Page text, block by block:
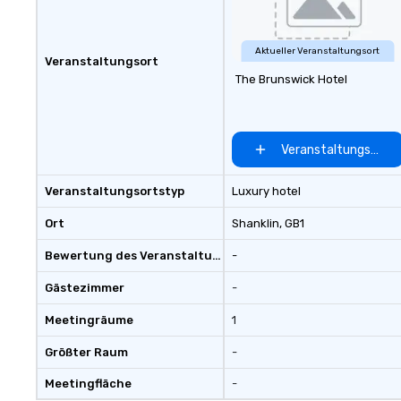
good time throughout! Team
“non-cringey”) way for attendees
to connect quickly — especially
different locations! These quick
connections create a friendly,
collaborative environment and
boost communication beyond the
event itself.
Veranstaltungsort
Veranstaltungsortstyp
Ort
Bewertung des Veranstaltungsortes
Gästezimmer
Meetingräume
Größter Raum
Meetingfläche
Aktueller Veranstaltungsort
The Brunswick Hotel
Veranstaltungsort
Luxury hotel
Shanklin, GB1
-
-
1
-
-